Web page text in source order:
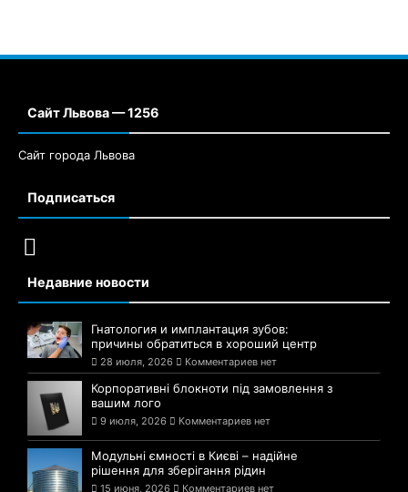
Сайт Львова — 1256
Сайт города Львова
Подписаться
Недавние новости
Гнатология и имплантация зубов:
причины обратиться в хороший центр
28 июля, 2026 Комментариев нет
Корпоративні блокноти під замовлення з
вашим лого
9 июля, 2026 Комментариев нет
Модульні ємності в Києві – надійне
рішення для зберігання рідин
15 июня, 2026 Комментариев нет